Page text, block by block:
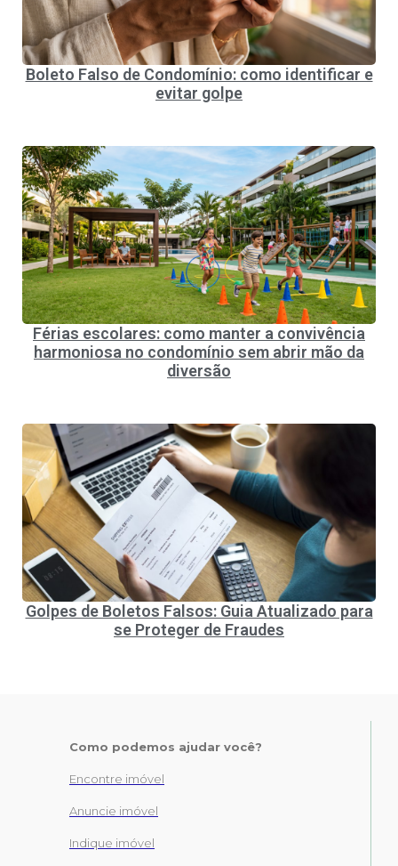
Boleto Falso de Condomínio: como identificar e
evitar golpe
Férias escolares: como manter a convivência
harmoniosa no condomínio sem abrir mão da
diversão
Golpes de Boletos Falsos: Guia Atualizado para
se Proteger de Fraudes
Como podemos ajudar você?
Encontre imóvel
Anuncie imóvel
Indique imóvel